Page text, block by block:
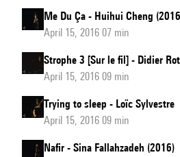
Me Du Ça - Huihui Cheng
April 15, 2016 07 min
Strophe 3 [Sur le fil] - Didier
April 15, 2016 09 min
Trying to sleep - Loïc Sylvestre
April 15, 2016 09 min
Nafir - Sina Fallahzadeh (2016)